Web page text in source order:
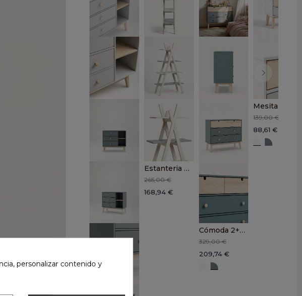
Estanteria CIRO
265,00 €
168,94 €
Cómoda 2+2 cajones AMICA
329,00 €
209,74 €
BlancoVerde kaki
139,00 €
88,61 €
Blanco.
personalizar contenido y